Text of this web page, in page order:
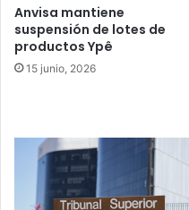
Anvisa mantiene
suspensión de lotes de
productos Ypê
15 junio, 2026